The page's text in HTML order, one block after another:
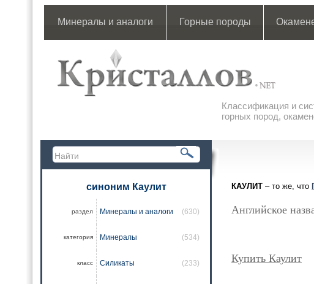
Минералы и аналоги Горные породы
Классификация и
горных пород,
синоним Каулит
раздел Минералы и аналоги (630)
категория Минералы (534)
класс Силикаты (233)
КАУЛИТ – то же, что
Английское
Купить Каулит